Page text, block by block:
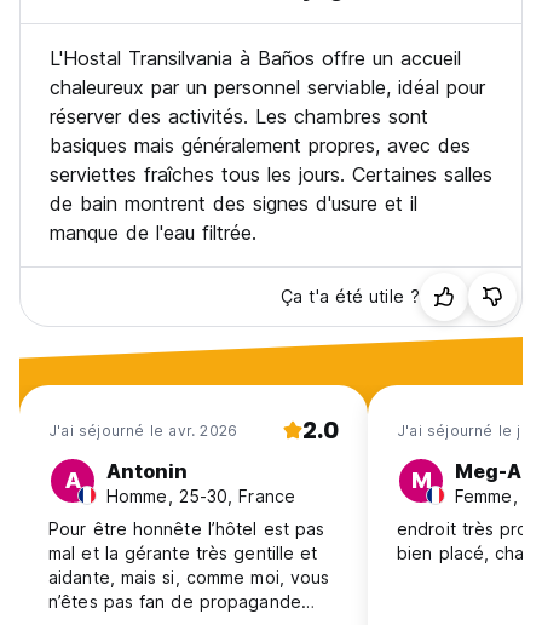
L'Hostal Transilvania à Baños offre un accueil
chaleureux par un personnel serviable, idéal pour
réserver des activités. Les chambres sont
basiques mais généralement propres, avec des
serviettes fraîches tous les jours. Certaines salles
de bain montrent des signes d'usure et il
manque de l'eau filtrée.
Ça t'a été utile ?
J'ai séjourné le avr. 2026 2.0
A Antonin
Homme, 25-30, France
Pour être honnête l’hôtel est pas
mal et la gérante très gentille et
aidante, mais si, comme moi, vous
n’êtes pas fan de propagande
J'ai séjourné le
M Meg-
Femme,
endroit très
bien placé,